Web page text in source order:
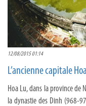
12/08/2015 01:14
L’ancienne capitale
Hoa Lu, dans la province de
la dynastie des Dinh (968-